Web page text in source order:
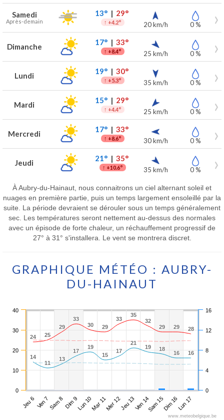
Samedi
Après-demain
13°| 29°
↑ +4.2° 20 km/h 0 %
Dimanche 17°| 33°
↑ +8.4° 25 km/h 0 %
Lundi 19°| 30°
↑ +5.3° 35 km/h 0 %
Mardi 15°| 29°
↑ +4.4° 25 km/h 0 %
Mercredi 17°| 33°
↑ +8.6° 30 km/h 0 %
Jeudi 21°| 35°
↑ +10.6° 35 km/h 0 %
À Aubry-du-Hainaut, nous connaitrons un ciel alternant soleil et
nuages en première partie, puis un temps largement ensoleillé par la
suite. La période devraient se dérouler sous un temps généralement
sec. Les températures seront nettement au-dessus des normales
avec un épisode de forte chaleur, un réchauffement progressif de
27° à 31° s'installera. Le vent se montrera discret.
GRAPHIQUE MÉTÉO : AUBRY-
DU-HAINAUT
24
24 25
25
29
29
33
33
30
30 29
29
33
33
35
35
32
32
29
29 29
29 28
28
14
14
11
11
13
13
17
17
19
19
15
15
17
17
21
21
19
19 18
18
16
16 16
16
Jeu 6 Ven 7Sam 8Dim 9Lun 10Mar 11Mer 12Jeu 13Ven 14Sam 15Dim 16Lun 17
0
10
20
30
40
0
4
8
12
16
www.meteobelgique.be